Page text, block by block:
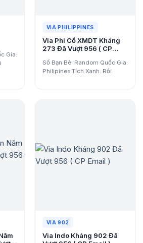
Gia:
VIA PHILIPPINES
Via Phi Cổ XMDT Kháng
273 Đã Vượt 956 ( CP
Số Bạn Bè: Random Quốc Gia:
Philipines Tích Xanh: Rồi
VIA 902
Via Indo Kháng 902 Đã